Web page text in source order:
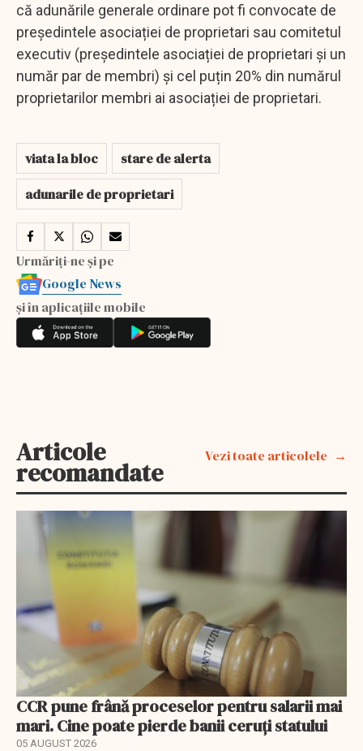
că adunările generale ordinare pot fi convocate de
președintele asociației de proprietari sau comitetul
executiv (președintele asociației de proprietari și un
număr par de membri) și cel puțin 20% din numărul
proprietarilor membri ai asociației de proprietari.
viata la bloc
stare de alerta
adunarile de proprietari
Urmăriți-ne și pe
Google News
și în aplicațiile mobile
Articole
recomandate
Vezi toate articolele
CCR pune frână proceselor pentru salarii mai
mari. Cine poate pierde banii ceruți statului
05 AUGUST 2026